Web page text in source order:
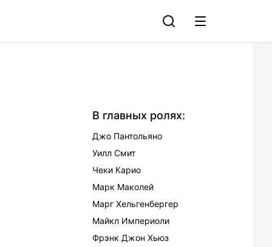
В главных ролях:
Джо Пантольяно
Уилл Смит
Чеки Карио
Марк Маколей
Марг Хельгенбергер
Майкл Империоли
Фрэнк Джон Хьюз